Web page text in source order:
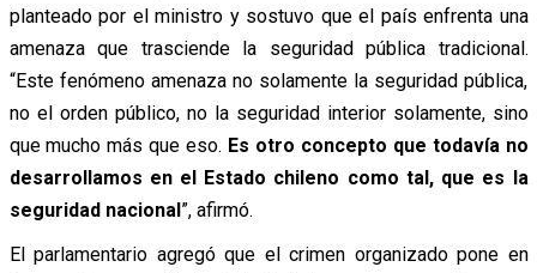
planteado por el ministro y sostuvo que el país enfrenta una
amenaza que trasciende la seguridad pública tradicional.
“Este fenómeno amenaza no solamente la seguridad pública,
no el orden público, no la seguridad interior solamente, sino
que mucho más que eso. Es otro concepto que todavía no
desarrollamos en el Estado chileno como tal, que es la
seguridad nacional”, afirmó.
El parlamentario agregó que el crimen organizado pone en